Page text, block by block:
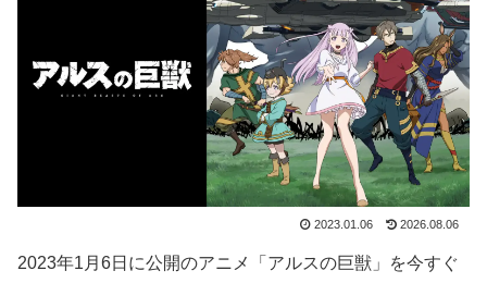
2023.01.06 2026.08.06
2023年1月6日に公開のアニメ「アルスの巨獣」を今すぐ